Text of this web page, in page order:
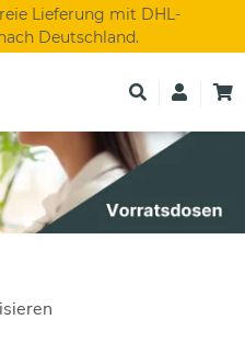
Lieferung mit DHL-
Deutschland.